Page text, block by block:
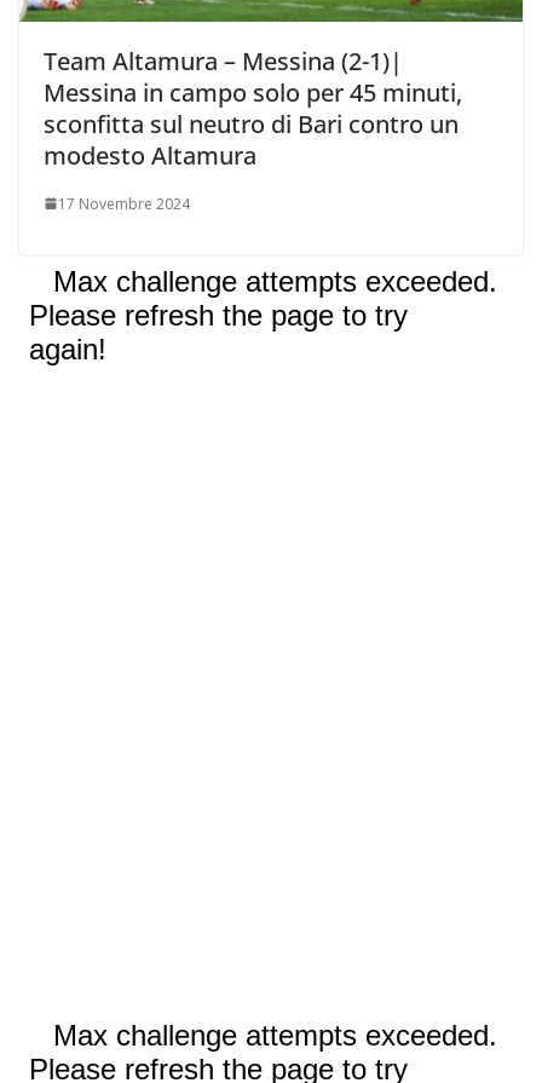
Team Altamura – Messina (2-1)|
Messina in campo solo per 45 minuti,
sconfitta sul neutro di Bari contro un
modesto Altamura
17 Novembre 2024